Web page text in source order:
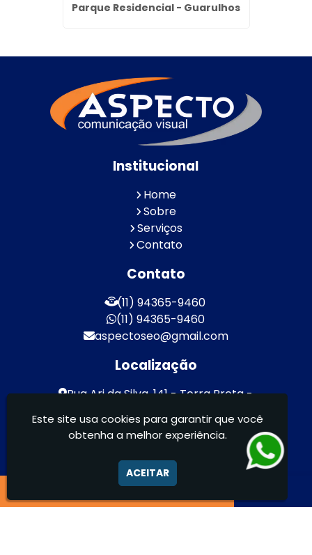
Parque Residencial - Guarulhos
Institucional
Home
Sobre
Serviços
Contato
Contato
(11) 94365-9460
(11) 94365-9460
aspectoseo@gmail.com
Localização
Rua Ari da Silva, 141 - Terra Preta -
Aspecto Comunicação Visual Ltda -
Este site usa cookies para garantir que você
obtenha a melhor experiência.
ACEITAR